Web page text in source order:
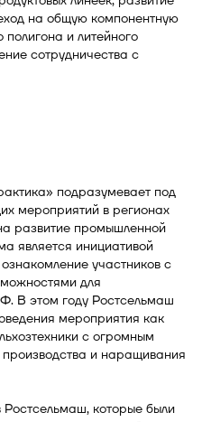
на общую компонентную
полигона и литейного
сотрудничества с
подразумевает под
мероприятий в регионах
развитие промышленной
является инициативой
участников с
для
В этом году Ростсельмаш
мероприятия как
с огромным
и наращивания
которые были